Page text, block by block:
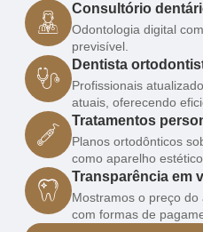
Consultório
Odontologia digital
previsível.
Dentista
Profissionais
atuais, oferecendo
Tratamentos
Planos ortodônticos
como aparelho estético.
Transparência em
Mostramos o preço do
com formas de